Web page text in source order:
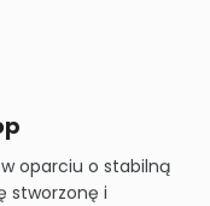
oparciu o stabilną
stworzonę i